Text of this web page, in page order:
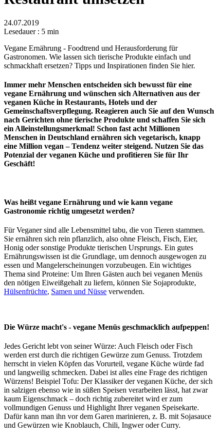
24.07.2019
Lesedauer : 5 min
Vegane Ernährung - Foodtrend und Herausforderung für
Gastronomen. Wie lassen sich tierische Produkte einfach und
schmackhaft ersetzen? Tipps und Inspirationen finden Sie hier.
Immer mehr Menschen entscheiden sich bewusst für eine
vegane Ernährung und wünschen sich Alternativen aus der
veganen Küche in Restaurants, Hotels und der
Gemeinschaftsverpflegung. Reagieren auch Sie auf den Wunsch
nach Gerichten ohne tierische Produkte und schaffen Sie sich
ein Alleinstellungsmerkmal! Schon fast acht Millionen
Menschen in Deutschland ernähren sich vegetarisch, knapp
eine Million vegan – Tendenz weiter steigend. Nutzen Sie das
Potenzial der veganen Küche und profitieren Sie für Ihr
Geschäft!
Was heißt vegane Ernährung und wie kann vegane
Gastronomie richtig umgesetzt werden?
Für Veganer sind alle Lebensmittel tabu, die von Tieren stammen.
Sie ernähren sich rein pflanzlich, also ohne Fleisch, Fisch, Eier,
Honig oder sonstige Produkte tierischen Ursprungs. Ein gutes
Ernährungswissen ist die Grundlage, um dennoch ausgewogen zu
essen und Mangelerscheinungen vorzubeugen. Ein wichtiges
Thema sind Proteine: Um Ihren Gästen auch bei veganen Menüs
den nötigen Eiweißgehalt zu liefern, können Sie Sojaprodukte,
Hülsenfrüchte, Samen und Nüsse verwenden.
Die Würze macht's - vegane Menüs geschmacklich aufpeppen!
Jedes Gericht lebt von seiner Würze: Auch Fleisch oder Fisch
werden erst durch die richtigen Gewürze zum Genuss. Trotzdem
herrscht in vielen Köpfen das Vorurteil, vegane Küche würde fad
und langweilig schmecken. Dabei ist alles eine Frage des richtigen
Würzens! Beispiel Tofu: Der Klassiker der veganen Küche, der sich
in salzigen ebenso wie in süßen Speisen verarbeiten lässt, hat zwar
kaum Eigenschmack – doch richtig zubereitet wird er zum
vollmundigen Genuss und Highlight Ihrer veganen Speisekarte.
Dafür kann man ihn vor dem Garen marinieren, z. B. mit Sojasauce
und Gewürzen wie Knoblauch, Chili, Ingwer oder Curry.